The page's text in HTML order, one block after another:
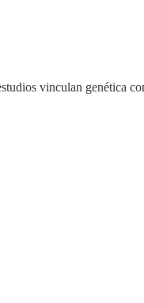
vinculan genética